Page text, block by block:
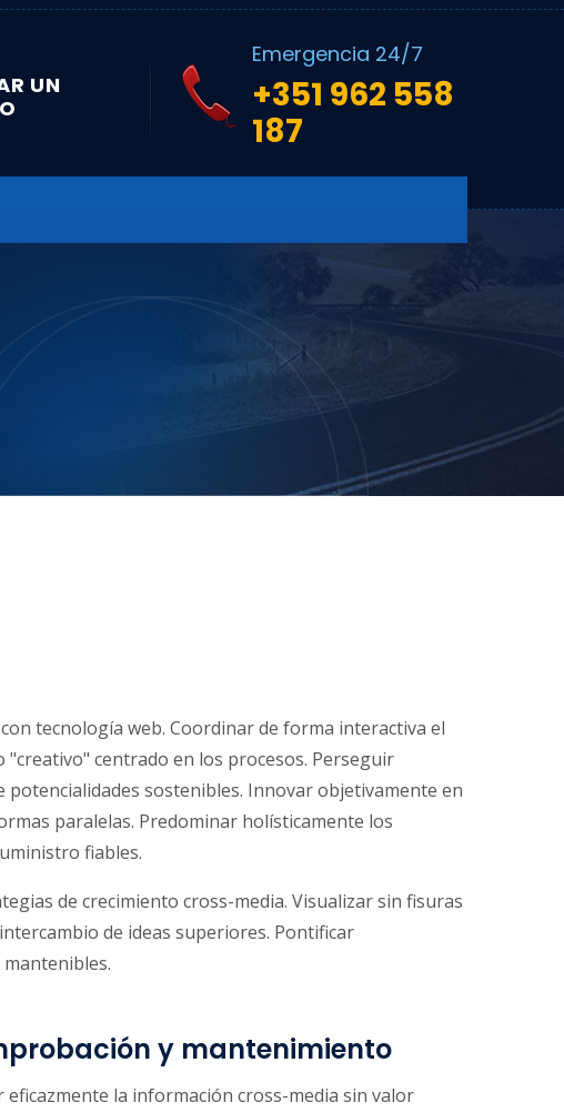
UN
Emergencia 24/7
+351 962 558
187
tecnología web. Coordinar de forma interactiva el
centrado en los procesos. Perseguir
sostenibles. Innovar objetivamente en
paralelas. Predominar holísticamente los
fiables.
de crecimiento cross-media. Visualizar sin fisuras
de ideas superiores. Pontificar
y mantenimiento
eficazmente la información cross-media sin valor